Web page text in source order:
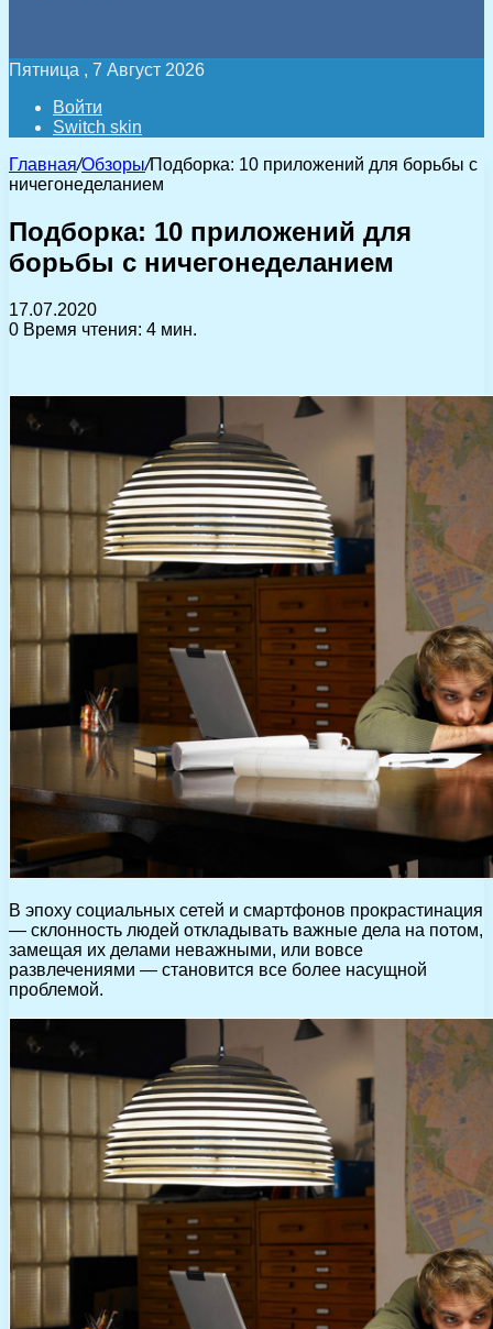
Пятница , 7 Август 2026
Войти
Switch skin
Главная/Обзоры/Подборка: 10 приложений для борьбы с
ничегонеделанием
Подборка: 10 приложений для
борьбы с ничегонеделанием
17.07.2020
0 Время чтения: 4 мин.
В эпоху социальных сетей и смартфонов прокрастинация
— склонность людей откладывать важные дела на потом,
замещая их делами неважными, или вовсе
развлечениями — становится все более насущной
проблемой.